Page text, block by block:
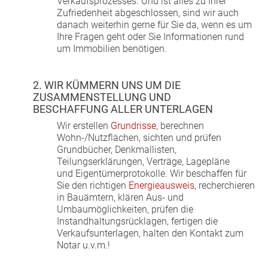
Zufriedenheit abgeschlossen, sind wir auch
danach weiterhin gerne für Sie da, wenn es um
Ihre Fragen geht oder Sie Informationen rund
um Immobilien benötigen.
2. WIR KÜMMERN UNS UM DIE
ZUSAMMENSTELLUNG UND
BESCHAFFUNG ALLER UNTERLAGEN
Wir erstellen Grundrisse, berechnen
Wohn-/Nutzflächen, sichten und prüfen
Grundbücher, Denkmallisten,
Teilungserklärungen, Verträge, Lagepläne
und Eigentümerprotokolle. Wir beschaffen für
Sie den richtigen Energieausweis, recherchieren
in Bauämtern, klären Aus- und
Umbaumöglichkeiten, prüfen die
Instandhaltungsrücklagen, fertigen die
Verkaufsunterlagen, halten den Kontakt zum
Notar u.v.m.!